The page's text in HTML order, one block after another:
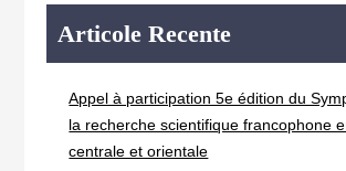
Articole Recente
Appel à participation 5e édition du
la recherche scientifique francophone
centrale et orientale